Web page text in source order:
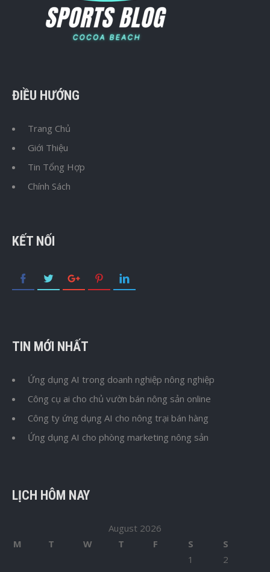
ĐIỀU HƯỚNG
Trang Chủ
Giới Thiệu
Tin Tổng Hợp
Chính Sách
KẾT NỐI
TIN MỚI NHẤT
Ứng dụng AI trong doanh nghiệp nông nghiệp
Công cụ ai cho chủ vườn bán nông sản online
Công ty ứng dụng AI cho nông trại bán hàng
Ứng dụng AI cho phòng marketing nông sản
LỊCH HÔM NAY
August 2026
M
T W T F S
S
1
2